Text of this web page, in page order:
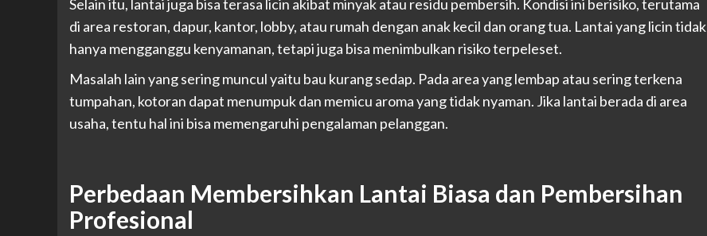
Selain itu, lantai juga bisa terasa licin akibat minyak atau residu pembersih. Kondisi ini berisiko, terutama
di area restoran, dapur, kantor, lobby, atau rumah dengan anak kecil dan orang tua. Lantai yang licin tidak
hanya mengganggu kenyamanan, tetapi juga bisa menimbulkan risiko terpeleset.
Masalah lain yang sering muncul yaitu bau kurang sedap. Pada area yang lembap atau sering terkena
tumpahan, kotoran dapat menumpuk dan memicu aroma yang tidak nyaman. Jika lantai berada di area
usaha, tentu hal ini bisa memengaruhi pengalaman pelanggan.
Perbedaan Membersihkan Lantai Biasa dan Pembersihan
Profesional